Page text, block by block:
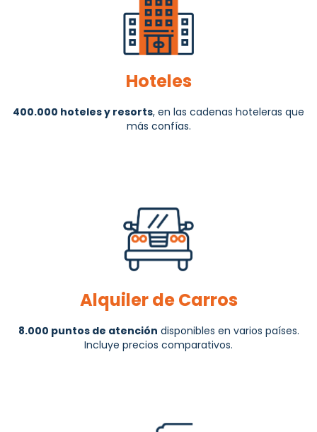
Hoteles
400.000 hoteles y resorts, en las cadenas hoteleras que
más confías.
Alquiler de Carros
8.000 puntos de atención disponibles en varios países.
Incluye precios comparativos.